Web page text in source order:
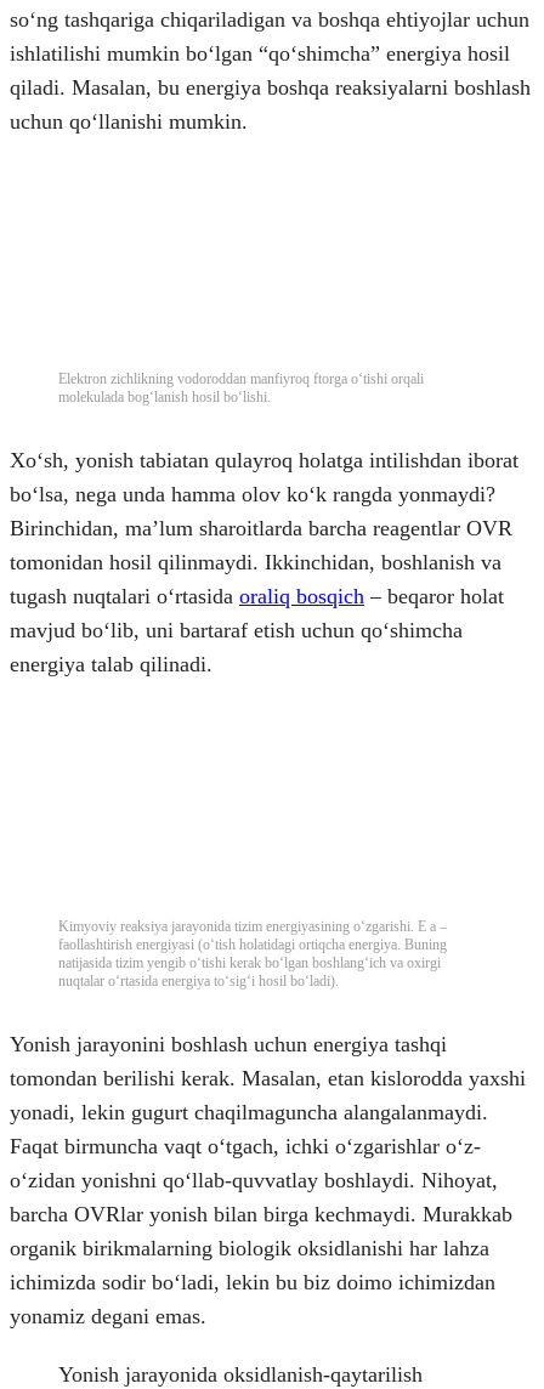
soʻng tashqariga chiqariladigan va boshqa ehtiyojlar uchun
ishlatilishi mumkin boʻlgan “qoʻshimcha” energiya hosil
qiladi. Masalan, bu energiya boshqa reaksiyalarni boshlash
uchun qoʻllanishi mumkin.
Elektron zichlikning vodoroddan manfiyroq ftorga oʻtishi orqali
molekulada bogʻlanish hosil boʻlishi.
Xoʻsh, yonish tabiatan qulayroq holatga intilishdan iborat
boʻlsa, nega unda hamma olov koʻk rangda yonmaydi?
Birinchidan, maʼlum sharoitlarda barcha reagentlar OVR
tomonidan hosil qilinmaydi. Ikkinchidan, boshlanish va
tugash nuqtalari oʻrtasida oraliq bosqich – beqaror holat
mavjud boʻlib, uni bartaraf etish uchun qoʻshimcha
energiya talab qilinadi.
Kimyoviy reaksiya jarayonida tizim energiyasining oʻzgarishi. E a –
faollashtirish energiyasi (oʻtish holatidagi ortiqcha energiya. Buning
natijasida tizim yengib oʻtishi kerak boʻlgan boshlangʻich va oxirgi
nuqtalar oʻrtasida energiya toʻsigʻi hosil boʻladi).
Yonish jarayonini boshlash uchun energiya tashqi
tomondan berilishi kerak. Masalan, etan kislorodda yaxshi
yonadi, lekin gugurt chaqilmaguncha alangalanmaydi.
Faqat birmuncha vaqt oʻtgach, ichki oʻzgarishlar oʻz-
oʻzidan yonishni qoʻllab-quvvatlay boshlaydi. Nihoyat,
barcha OVRlar yonish bilan birga kechmaydi. Murakkab
organik birikmalarning biologik oksidlanishi har lahza
ichimizda sodir boʻladi, lekin bu biz doimo ichimizdan
yonamiz degani emas.
Yonish jarayonida oksidlanish-qaytarilish